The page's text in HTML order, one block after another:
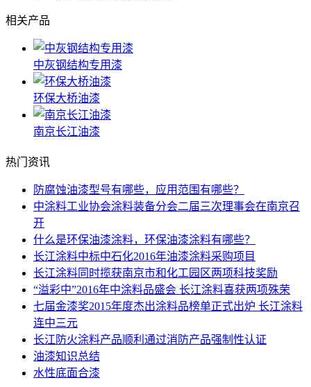
相关产品
中灰钢结构专用漆
环保大桥油漆
南京长江油漆
热门资讯
防腐蚀油漆型号有哪些，应用范围有哪些？
中涂料工业协会涂料装备分会二届三次理事会在南京召
开
什么是环保油漆涂料，环保油漆涂料有哪些？
长江涂料中标中石化2016年油漆涂料采购项目
长江涂料同时揽获南京市和化工园区两项科技奖励
“溢彩中”2016年中涂料品盛会 长江涂料喜获两项殊荣
七届金漆奖2015年度杰出涂料品榜单正式出炉 长江涂料
连中三元
长江防火涂料产品顺利通过消防产品强制性认证
油漆知识总结
水性底面合漆